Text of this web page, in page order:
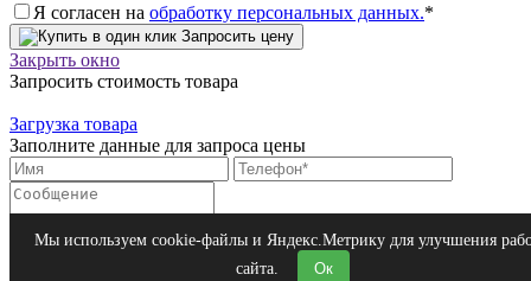
Я согласен на обработку персональных данных.*
Запросить цену
Закрыть окно
Запросить стоимость товара
Загрузка товара
Заполните данные для запроса цены
Я согласен на обработку персональных данных.*
Запросить цену
Мы используем cookie-файлы и Яндекс.Метрику для улучшения
сайта.
Ок